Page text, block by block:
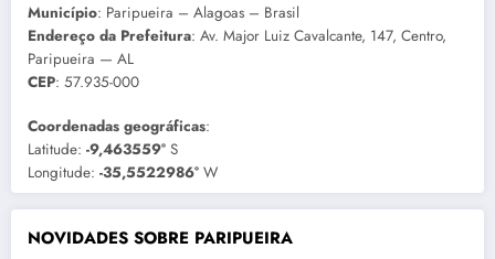
Município: Paripueira – Alagoas – Brasil
Endereço da Prefeitura: Av. Major Luiz Cavalcante, 147, Centro,
Paripueira — AL
CEP: 57.935-000
Coordenadas geográficas:
Latitude: -9,463559° S
Longitude: -35,5522986° W
NOVIDADES SOBRE PARIPUEIRA